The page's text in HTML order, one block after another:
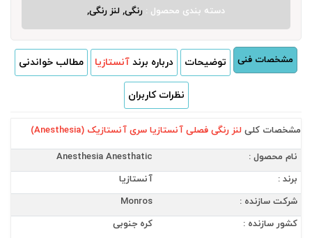
دسته بندی محصول : رنگی, لنز رنگی,
مشخصات فنی توضیحات درباره برند آنستازیا مطالب خواندنی
نظرات کاربران
مشخصات کلی لنز رنگی فصلی آنستازیا سری آنستازیک (Anesthesia)
نام محصول :
Anesthesia Anesthatic
برند :
آنستازیا
شرکت سازنده :
Monros
کشور سازنده :
کره جنوبی